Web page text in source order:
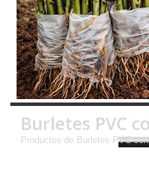
Burletes PVC
Productos de Burletes PVC